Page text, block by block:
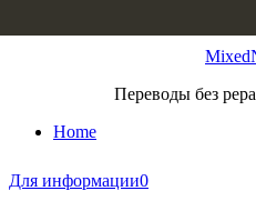
Переводы без
Home
Для информации0